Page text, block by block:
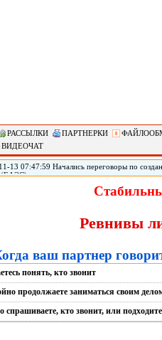
РАССЫЛКИ ПАРТНЕРКИ
ВИДЕОЧАТ
13 07:47:59 Начались переговоры по
заинтересованы в максимально
Дмитрий Медведев. «Мы обсуждаем зону
Ревнивы
ваш партнер
понять, кто звонит
продолжаете заниматься своим
спрашиваете, кто звонит, или